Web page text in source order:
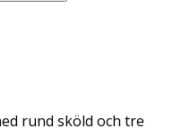
rund sköld och tre